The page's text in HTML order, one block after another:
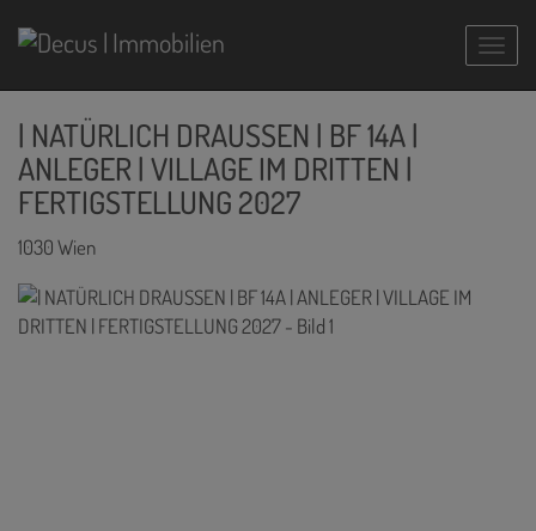
| NATÜRLICH DRAUSSEN | BF 14A |
ANLEGER | VILLAGE IM DRITTEN |
FERTIGSTELLUNG 2027
1030 Wien